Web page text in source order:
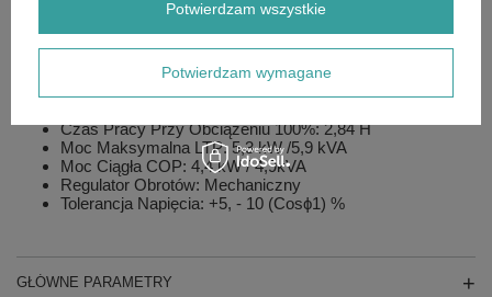
Pojemność Układu Smarowania: 1,6 L
Klasa IP: 23
Czas Pracy Przy Obciążeniu 100%: 2,84 H
Moc Maksymalna LTP: 5,3 kW /5,9 kVA
Moc Ciągła COP: 4,4 kW / 4,9kVA
Regulator Obrotów: Mechaniczny
Tolerancja Napięcia: +5, - 10 (Cosϕ1) %
GŁÓWNE PARAMETRY
Potwierdzam wymagane
Potwierdzam wszystkie